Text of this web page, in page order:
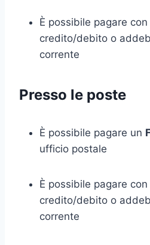
È possibile pagare
credito/debito o
corrente
Presso le poste
È possibile pagare un
ufficio postale
È possibile pagare
credito/debito o
corrente